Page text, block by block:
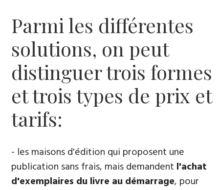
Parmi les différentes
solutions, on peut
distinguer trois formes
et trois types de prix et
tarifs:
- les maisons d'édition qui proposent une
publication sans frais, mais demandent l'achat
d'exemplaires du livre au démarrage, pour